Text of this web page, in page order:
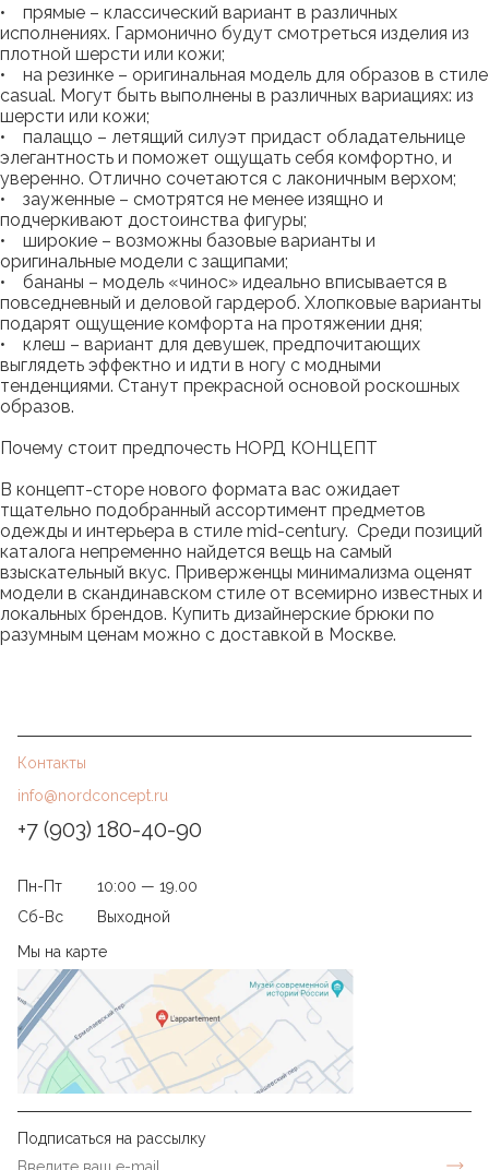
• прямые – классический вариант в различных
исполнениях. Гармонично будут смотреться изделия из
плотной шерсти или кожи;
• на резинке – оригинальная модель для образов в стиле
casual. Могут быть выполнены в различных вариациях: из
шерсти или кожи;
• палаццо – летящий силуэт придаст обладательнице
элегантность и поможет ощущать себя комфортно, и
уверенно. Отлично сочетаются с лаконичным верхом;
• зауженные – смотрятся не менее изящно и
подчеркивают достоинства фигуры;
• широкие – возможны базовые варианты и
оригинальные модели с защипами;
• бананы – модель «чинос» идеально вписывается в
повседневный и деловой гардероб. Хлопковые варианты
подарят ощущение комфорта на протяжении дня;
• клеш – вариант для девушек, предпочитающих
выглядеть эффектно и идти в ногу с модными
тенденциями. Станут прекрасной основой роскошных
образов.
Почему стоит предпочесть НОРД КОНЦЕПТ
В концепт-сторе нового формата вас ожидает
тщательно подобранный ассортимент предметов
одежды и интерьера в стиле mid-century. Среди позиций
каталога непременно найдется вещь на самый
взыскательный вкус. Приверженцы минимализма оценят
модели в скандинавском стиле от всемирно известных и
локальных брендов. Купить дизайнерские брюки по
разумным ценам можно с доставкой в Москве.
Контакты
info@nordconcept.ru
+7 (903) 180-40-90
Пн-Пт
10:00 — 19.00
Сб-Вс
Выходной
Мы на карте
Подписаться на рассылку